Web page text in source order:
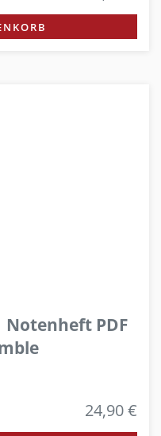
PDF
24,90 €